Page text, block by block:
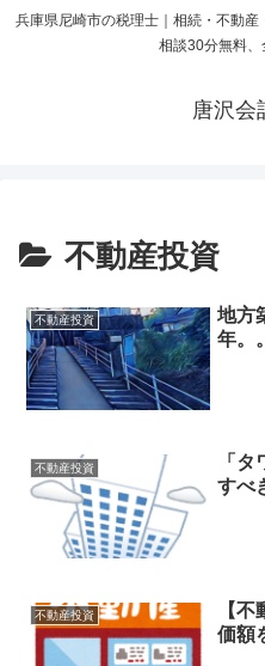
兵庫県尼崎市の税理士｜相続・不動
相談30分無料
唐沢会
不動産投資
不動産投資
地方
年。
不動産投資
「
すべ
不動産投資
【
価額